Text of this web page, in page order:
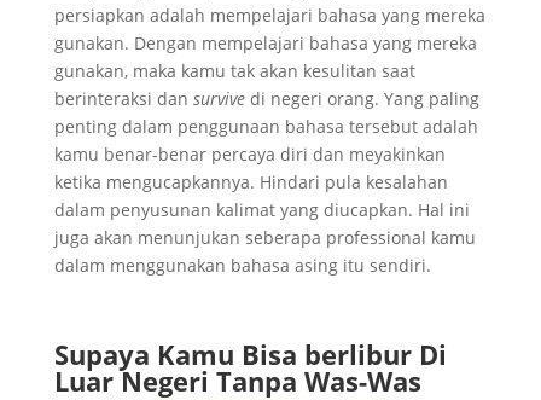
persiapkan adalah mempelajari bahasa yang mereka
gunakan. Dengan mempelajari bahasa yang mereka
gunakan, maka kamu tak akan kesulitan saat
berinteraksi dan survive di negeri orang. Yang paling
penting dalam penggunaan bahasa tersebut adalah
kamu benar-benar percaya diri dan meyakinkan
ketika mengucapkannya. Hindari pula kesalahan
dalam penyusunan kalimat yang diucapkan. Hal ini
juga akan menunjukan seberapa professional kamu
dalam menggunakan bahasa asing itu sendiri.
Supaya Kamu Bisa berlibur Di
Luar Negeri Tanpa Was-Was